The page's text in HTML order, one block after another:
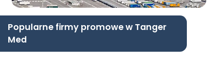
Popularne firmy promowe w Tanger
Med